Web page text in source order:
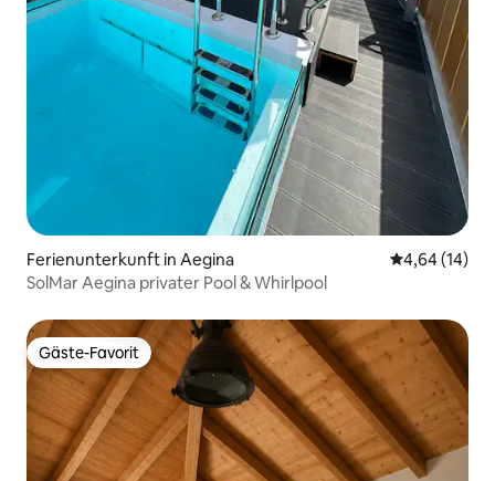
Ferienunterkunft in Aegina
4,64 (14)
SolMar Aegina privater Pool & Whirlpool
Gäste-Favorit
Gäste-Favorit